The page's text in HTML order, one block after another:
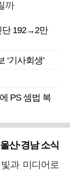
까
단 192→2만
기사회생’
PS 셈법 복
울산·경남 소식
과 미디어로